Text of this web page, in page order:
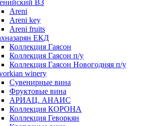
ВЗ
Areni
Areni key
Areni fruits
ЕКД
Коллекция Гаясон
Коллекция Гаясон п/у
Коллекция Гаясон Новогодняя п/у
winery
Сувенирные вина
Фруктовые вина
АРИАЦ. АНАИС
Коллекция КОРОНА
Коллекция Геворкян